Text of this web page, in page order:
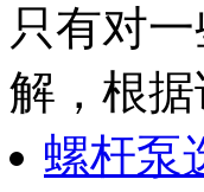
只有对
解，根据
螺杆泵